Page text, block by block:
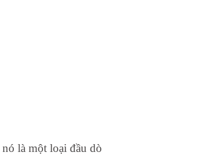
là một loại đầu dò